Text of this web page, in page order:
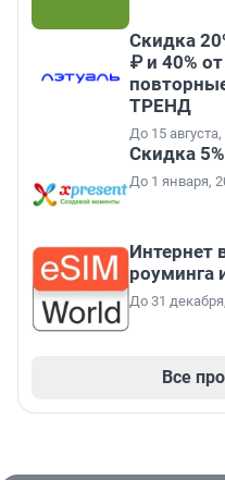
Скидка
₽ и 40%
ТРЕНД
До 15
Скидка
До 1 января,
Интернет
роуминга
До 31
Все